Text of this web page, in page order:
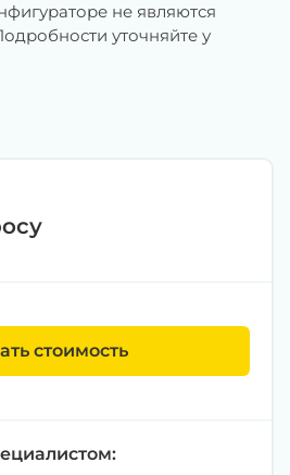
не являются
уточняйте у
стоимость